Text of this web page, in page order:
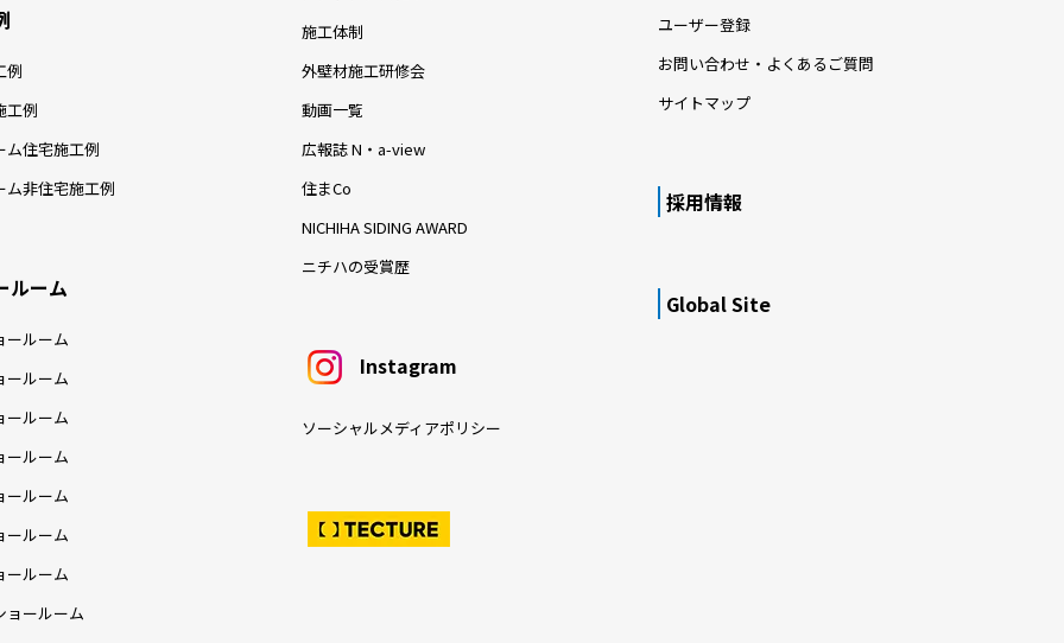
例
工例
ム住宅施工例
ム非住宅施工例
ルーム
ールーム
ールーム
ールーム
ールーム
ールーム
ールーム
ールーム
ョールーム
施工体制
外壁材施工研修会
動画一覧
広報誌 N・a-view
住まCo
NICHIHA SIDING AWARD
ニチハの受賞歴
Instagram
ソーシャルメディアポリシー
ユーザー登録
お問い合わせ・よくあるご質問
サイトマップ
採用情報
Global Site